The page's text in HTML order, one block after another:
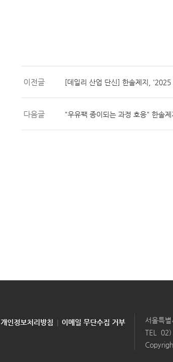
이전글 [데일리 산업 단신] 한솔제지,
다음글 "우유팩 종이되는 과정 호응" 한솔
개인정보처리방침 이메일 무단수집 거부
서울특
TEL